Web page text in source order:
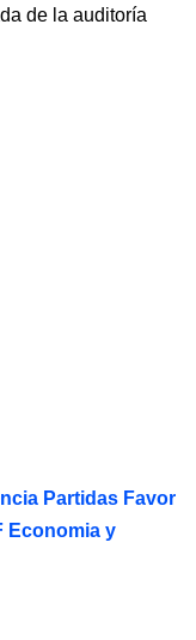
de la auditoría
Partidas Favor
Economia y